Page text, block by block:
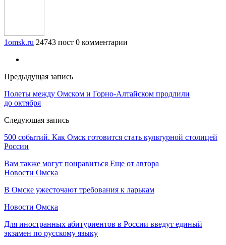
1omsk.ru 24743 пост 0 комментарии
Предыдущая запись
Полеты между Омском и Горно-Алтайском продлили
до октября
Следующая запись
500 событий. Как Омск готовится стать культурной столицей
России
Вам также могут понравиться Еще от автора
Новости Омска
В Омске ужесточают требования к ларькам
Новости Омска
Для иностранных абитуриентов в России введут единый
экзамен по русскому языку